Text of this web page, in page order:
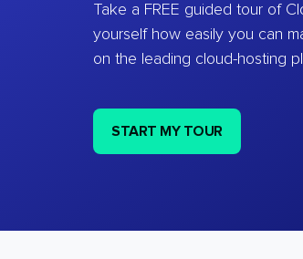
Take a FREE guided tour of
yourself how easily you can
on the leading cloud-hosting
START MY TOUR